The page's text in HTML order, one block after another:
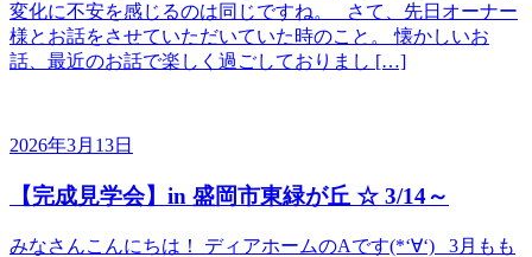
変化に不安を感じるのは同じですね。 さて、先日オーナー
様とお話をさせていただいていた時のこと。 懐かしいお
話、最近のお話で楽しく過ごしておりまし […]
2026年3月13日
【完成見学会】in 盛岡市東緑が丘 ☆ 3/14～
みなさんこんにちは！ ディアホームのAです(*‘∀‘) 3月もも